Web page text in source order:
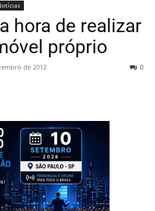
hora de realizar
próprio
de 2012 0